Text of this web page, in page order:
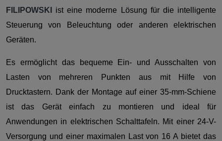
FILIPOWSKI
ist eine moderne Lösung für die intelligente
Steuerung von Beleuchtung oder anderen elektrischen
Geräten.
Es ermöglicht das bequeme Ein- und Ausschalten von
Lasten von mehreren Punkten aus mit Hilfe von
Drucktastern. Dank der Montage auf einer 35-mm-Schiene
ist das Gerät einfach zu montieren und ideal für
Anwendungen in elektrischen Schalttafeln. Mit einer 24-V-
Versorgung und einer maximalen Last von 16 A bietet das